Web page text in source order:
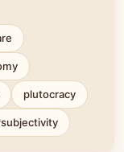
plutocracy